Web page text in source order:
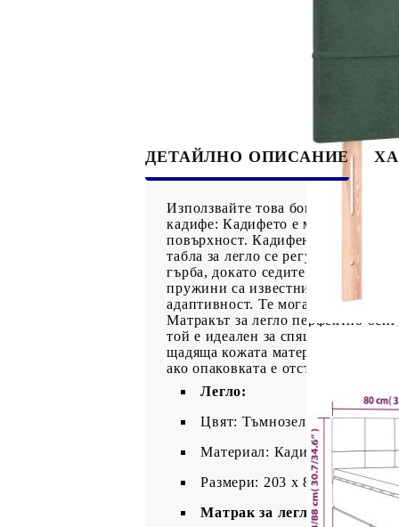
ДЕТАЙЛНО ОПИСАНИЕ
Използвайте това боксспринг
кадифе: Кадифето е мека и
повърхност. Кадифената тъкан се
табла за легло се регулира на
гърба, докато седите в леглото,
пружини са известни с много
адаптивност. Те могат
Матракът за легло перфектно
той е идеален за спящи по гръб
щадяща кожата материя, което я
ако опаковката е отстранена или
Легло:
Цвят: Тъмнозелен
Материал: Кадифе (100%
Размери: 203 x 80 x 78/88
Матрак за легло: